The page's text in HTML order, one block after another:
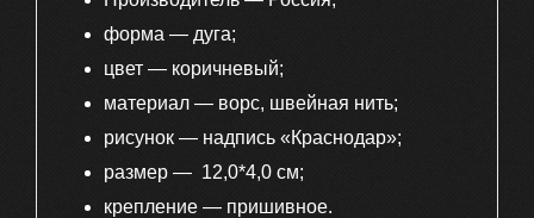
форма — дуга;
цвет — коричневый;
материал — ворс, швейная нить;
рисунок — надпись «Краснодар»;
размер — 12,0*4,0 см;
крепление — пришивное.